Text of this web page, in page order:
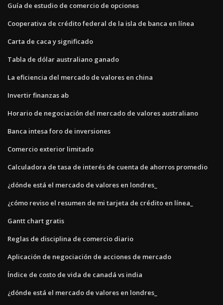
Guía de estudio de comercio de opciones
Cooperativa de crédito federal de la isla de banca en línea
Carta de caca y significado
Tabla de dólar australiano ganado
La eficiencia del mercado de valores en china
Invertir finanzas ab
Horario de negociación del mercado de valores australiano
Banca intesa foro de inversiones
Comercio exterior limitado
Calculadora de tasa de interés de cuenta de ahorros promedio
¿dónde está el mercado de valores en londres_
¿cómo reviso el resumen de mi tarjeta de crédito en línea_
Gantt chart gratis
Reglas de disciplina de comercio diario
Aplicación de negociación de acciones de mercado
Índice de costo de vida de canadá vs india
¿dónde está el mercado de valores en londres_